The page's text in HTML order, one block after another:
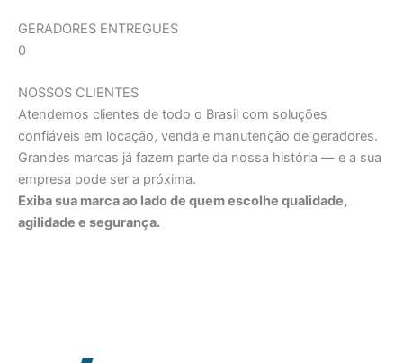
GERADORES ENTREGUES
0
NOSSOS CLIENTES
Atendemos clientes de todo o Brasil com soluções
confiáveis em locação, venda e manutenção de geradores.
Grandes marcas já fazem parte da nossa história — e a sua
empresa pode ser a próxima.
Exiba sua marca ao lado de quem escolhe qualidade,
agilidade e segurança.